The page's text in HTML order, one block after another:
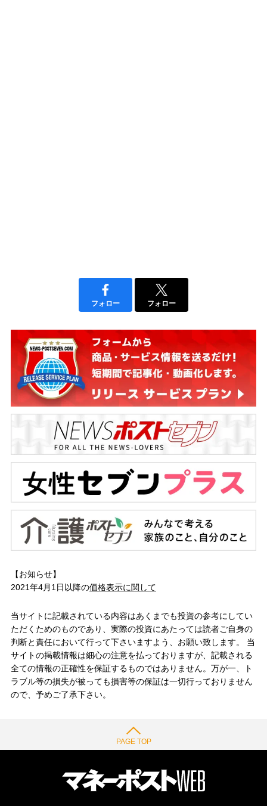
フォロー フォロー
【お知らせ】
2021年4月1日以降の価格表示に関して
当サイトに記載されている内容はあくまでも投資の参考にしてい
ただくためのものであり、実際の投資にあたっては読者ご自身の
判断と責任において行って下さいますよう、お願い致します。 当
サイトの掲載情報は細心の注意を払っておりますが、記載される
全ての情報の正確性を保証するものではありません。万が一、ト
ラブル等の損失が被っても損害等の保証は一切行っておりません
ので、予めご了承下さい。
PAGE TOP